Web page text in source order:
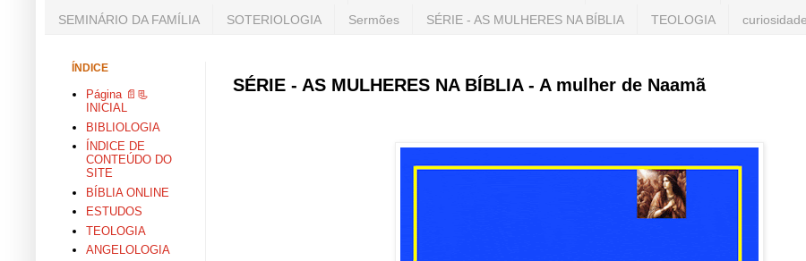
SEMINÁRIO DA FAMÍLIA SOTERIOLOGIA Sermões SÉRIE - AS MULHERES NA BÍBLIA TEOLOGIA curiosidade
SÉRIE - AS MULHERES NA BÍBLIA - A mulher de Naamã
ÍNDICE
Página 📄📃
INICIAL
BIBLIOLOGIA
ÍNDICE DE
CONTEÚDO DO
SITE
BÍBLIA ONLINE
ESTUDOS
TEOLOGIA
ANGELOLOGIA